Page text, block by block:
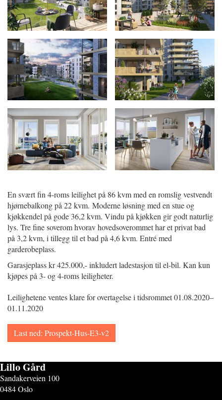
En svært fin 4-roms leilighet på 86 kvm med en romslig vestvendt
hjørnebalkong på 22 kvm. Moderne løsning med en stue og
kjøkkendel på gode 36,2 kvm. Vindu på kjøkken gir godt naturlig
lys. Tre fine soverom hvorav hovedsoverommet har et privat bad
på 3,2 kvm, i tillegg til et bad på 4,6 kvm. Entré med
garderobeplass.
Garasjeplass kr 425.000,- inkludert ladestasjon til el-bil. Kan kun
kjøpes på 3- og 4-roms leiligheter.
Leilighetene ventes klare for overtagelse i tidsrommet 01.08.2020–
01.11.2020
Last ned: Prospekt-Hus-E3-v2
Lillo Gård
Sandakerveien 100
0484 Oslo